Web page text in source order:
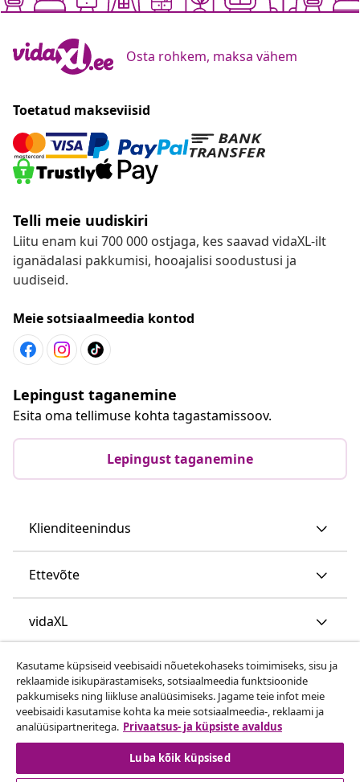
Osta rohkem, maksa vähem
Toetatud makseviisid
Telli meie uudiskiri
Liitu enam kui 700 000 ostjaga, kes saavad vidaXL-ilt
iganädalasi pakkumisi, hooajalisi soodustusi ja
uudiseid.
Meie sotsiaalmeedia kontod
Lepingust taganemine
Esita oma tellimuse kohta tagastamissoov.
Lepingust taganemine
Klienditeenindus
Ettevõte
vidaXL
Vaata rohkem
Kasutame küpsiseid veebisaidi nõuetekohaseks toimimiseks, sisu ja
reklaamide isikupärastamiseks, sotsiaalmeedia funktsioonide
pakkumiseks ning liikluse analüüsimiseks. Jagame teie infot meie
veebisaidi kasutamise kohta ka meie sotsiaalmeedia-, reklaami ja
analüüsipartneritega. Privaatsus- ja küpsiste avaldus
Luba kõik küpsised